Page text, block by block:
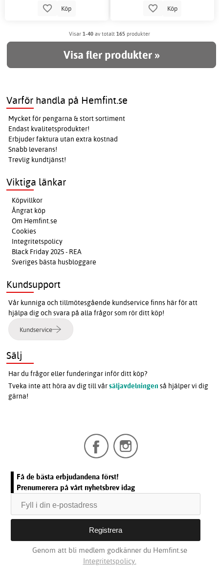
Köp Köp
Visar 1-40 av totalt 165 produkter
Visa fler produkter »
Varför handla på Hemfint.se
Mycket för pengarna & stort sortiment
Endast kvalitetsprodukter!
Erbjuder faktura utan extra kostnad
Snabb leverans!
Trevlig kundtjänst!
Viktiga länkar
Köpvillkor
Ångrat köp
Om Hemfint.se
Cookies
Integritetspolicy
Black Friday 2025 - REA
Sveriges bästa husbloggare
Kundsupport
Vår kunniga och tillmötesgående kundservice finns här för att
hjälpa dig och svara på alla frågor som rör ditt köp!
Kundservice
Sälj
Har du frågor eller funderingar inför ditt köp?
Tveka inte att höra av dig till vårsäljavdelningen så hjälper vi dig
gärna!
Få de bästa erbjudandena först!
Prenumerera på vårt nyhetsbrev idag
Genom att bli medlem godkänner du Hemfint.se
Integritetspolicy.